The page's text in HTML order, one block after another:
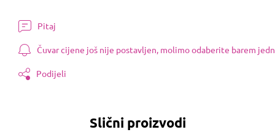
Pitaj
Čuvar cijene još nije postavljen, molimo odaberite barem
Podijeli
Slični proizvodi